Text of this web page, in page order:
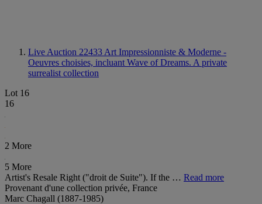
Live Auction 22433 Art Impressionniste & Moderne -
Oeuvres choisies, incluant Wave of Dreams. A private
surrealist collection
Lot 16
16
2 More
5 More
Artist's Resale Right ("droit de Suite"). If the … Read more
Provenant d'une collection privée, France
Marc Chagall (1887-1985)